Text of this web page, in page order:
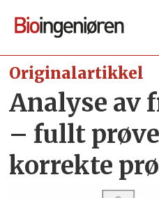
Originalartikkel
Analyse av
– fullt
korrekte